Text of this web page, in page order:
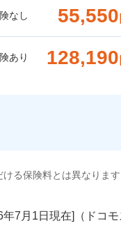
なし 55,550
あり 128,190
る保険料とは異なり
年 月 日現在]（ドコ